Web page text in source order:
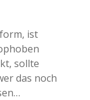
ist
sollte
das noch